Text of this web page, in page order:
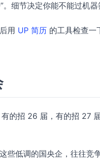
细节决定你能不能过机器
用 UP 简历 的工具检查一
的招 26 届，有的招 27
些低调的国央企，往往竞